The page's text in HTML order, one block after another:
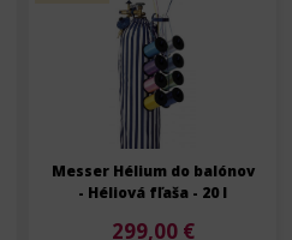
Messer Hélium do balónov
- Héliová fľaša - 20 l
299,00 €